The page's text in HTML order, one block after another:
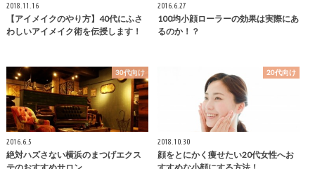
2018.11.16
【アイメイクのやり方】40代にふさ
わしいアイメイク術を伝授します！
2016.6.27
100均小顔ローラーの効果は実際にあ
るのか！？
30代向け
2016.6.5
絶対ハズさない横浜のまつげエクス
20代向け
2018.10.30
顔をとにかく痩せたい20代女性へお